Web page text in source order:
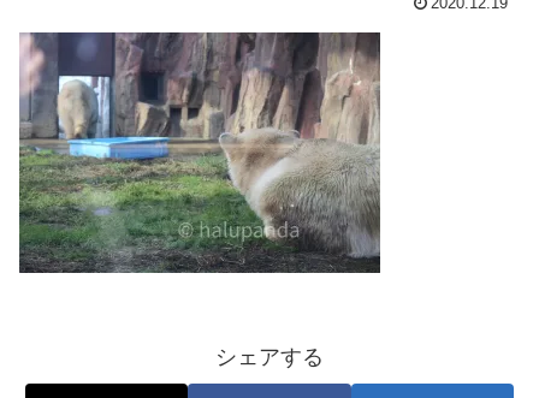
2020.12.19
シェアする